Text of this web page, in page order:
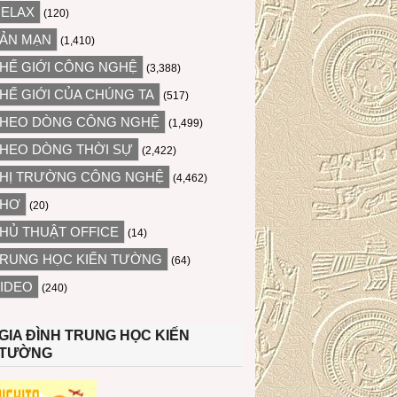
(120)
MẠN (1,410)
GIỚI CÔNG NGHỆ (3,388)
GIỚI CỦA CHÚNG TA (517)
DÒNG CÔNG NGHỆ (1,499)
DÒNG THỜI SỰ (2,422)
TRƯỜNG CÔNG NGHỆ (4,462)
(20)
THUẬT OFFICE (14)
HỌC KIẾN TƯỜNG (64)
(240)
ĐÌNH TRUNG HỌC KIẾN